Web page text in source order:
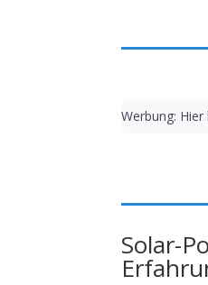
Werbung:
Solar-